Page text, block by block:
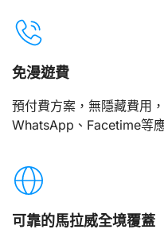
免漫遊費
預付費方案，無隱藏費用
WhatsApp、Facetime等
可靠的馬拉威全境覆蓋